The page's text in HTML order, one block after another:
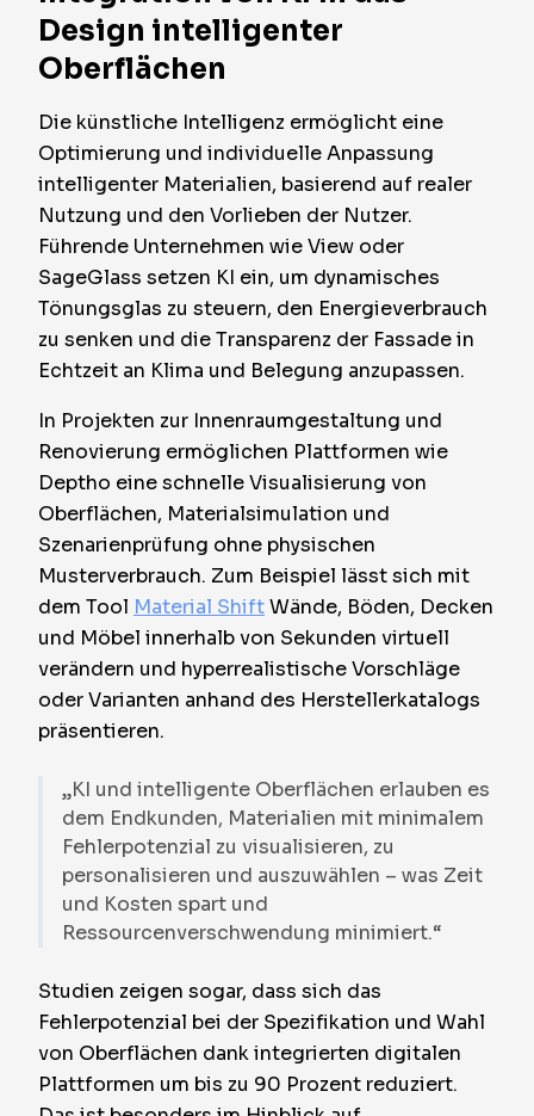
Design intelligenter
Oberflächen
Die künstliche Intelligenz ermöglicht eine
Optimierung und individuelle Anpassung
intelligenter Materialien, basierend auf realer
Nutzung und den Vorlieben der Nutzer.
Führende Unternehmen wie View oder
SageGlass setzen KI ein, um dynamisches
Tönungsglas zu steuern, den Energieverbrauch
zu senken und die Transparenz der Fassade in
Echtzeit an Klima und Belegung anzupassen.
In Projekten zur Innenraumgestaltung und
Renovierung ermöglichen Plattformen wie
Deptho eine schnelle Visualisierung von
Oberflächen, Materialsimulation und
Szenarienprüfung ohne physischen
Musterverbrauch. Zum Beispiel lässt sich mit
dem Tool Material ShiftWände, Böden, Decken
und Möbel innerhalb von Sekunden virtuell
verändern und hyperrealistische Vorschläge
oder Varianten anhand des Herstellerkatalogs
präsentieren.
„KI und intelligente Oberflächen erlauben es
dem Endkunden, Materialien mit minimalem
Fehlerpotenzial zu visualisieren, zu
personalisieren und auszuwählen – was Zeit
und Kosten spart und
Ressourcenverschwendung minimiert.“
Studien zeigen sogar, dass sich das
Fehlerpotenzial bei der Spezifikation und Wahl
von Oberflächen dank integrierten digitalen
Plattformen um bis zu 90 Prozent reduziert.